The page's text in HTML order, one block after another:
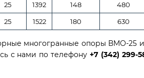
25 1392 148 480
25 1522 180 630
многогранные опоры ВМО-25
с нами по телефону +7 (342) 299-